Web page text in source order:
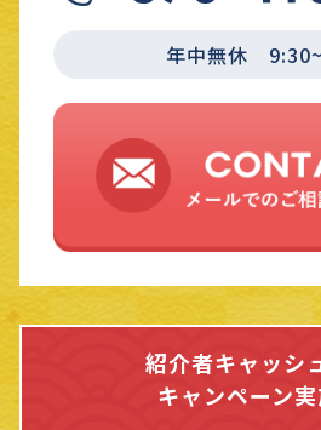
年中無休
紹介者キャッシ
キャンペーン実